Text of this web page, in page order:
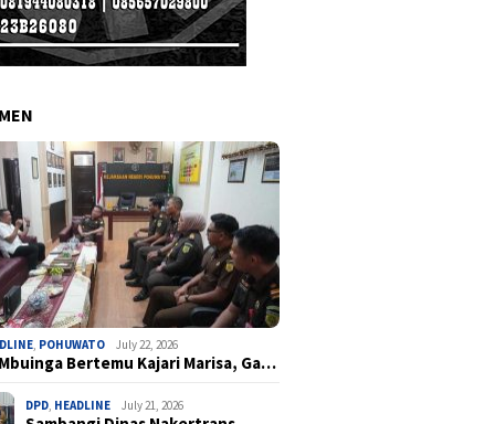
, POHUWATO July 22, 2026
Bertemu Kajari Marisa, Ga…
DPD, HEADLINE July 21, 2026